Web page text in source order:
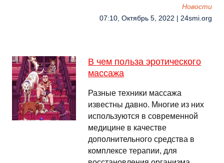
Новости
07:10, Октябрь 5, 2022 | 24smi.org
В чем польза эротического
массажа
Разные техники массажа
известны давно. Многие из них
используются в современной
медицине в качестве
дополнительного средства в
комплексе терапии, для